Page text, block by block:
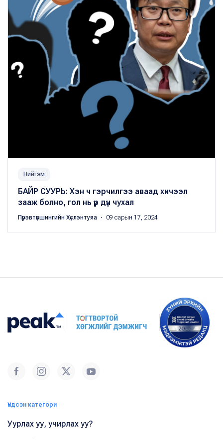
Нийгэм
БАЙР СУУРЬ: Хэн ч гэрчилгээ аваад хичээл
зааж болно, гол нь үр дүн чухал
Пүрэвтүвшингийн Хүслэнтуяа ・ 09 сарын 17, 2024
Үндсэн категори
Уурлах уу, учирлах уу?